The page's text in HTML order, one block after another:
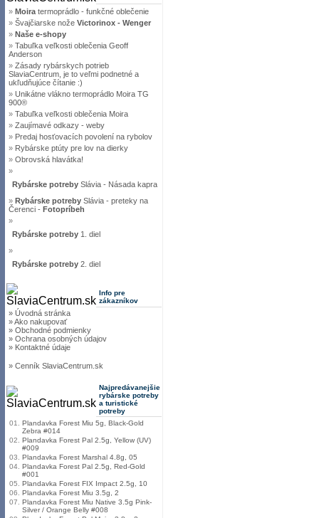
» Moira termoprádlo - funkčné oblečenie
» Švajčiarske nože Victorinox - Wenger
» Naše e-shopy
» Tabuľka veľkosti oblečenia Geoff
Anderson
» Zásady rybárskych potrieb
SlaviaCentrum, je to veľmi podnetné a
ukľudňujúce čítanie :)
» Unikátne vlákno termoprádlo Moira TG
900®
» Tabuľka veľkosti oblečenia Moira
» Zaujímavé odkazy - weby
» Predaj hosťovacích povolení na rybolov
» Rybárske ptúty pre lov na dierky
» Obrovská hlavátka!
»
Rybárske potreby Slávia - Násada kapra
» Rybárske potreby Slávia - preteky na
Čerenci - Fotopríbeh
»
Rybárske potreby 1. diel
»
Rybárske potreby 2. diel
Info pre
zákazníkov
» Úvodná stránka
» Ako nakupovať
» Obchodné podmienky
» Ochrana osobných údajov
» Kontaktné údaje
» Cenník SlaviaCentrum.sk
Najpredávanejšie
rybárske potreby
a turistické
potreby
01.
Plandavka Forest Miu 5g, Black-Gold
Zebra #014
02.
Plandavka Forest Pal 2.5g, Yellow (UV)
#009
03.
Plandavka Forest Marshal 4.8g, 05
04. Plandavka Forest Pal 2.5g, Red-Gold
#001
05.
Plandavka Forest FIX Impact 2.5g, 10
06.
Plandavka Forest Miu 3.5g, 2
07.
Plandavka Forest Miu Native 3.5g Pink-
Silver / Orange Belly #008